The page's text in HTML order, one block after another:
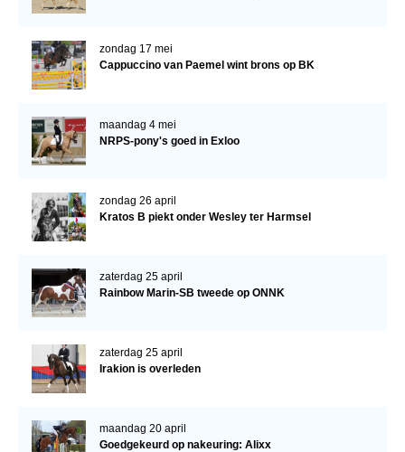
Bestuur Regio Zuid
Word vrijiwilliger
KALENDER
Evenementen
zondag 17 mei
Cappuccino van Paemel wint brons op BK
maandag 4 mei
NRPS-pony's goed in Exloo
zondag 26 april
Kratos B piekt onder Wesley ter Harmsel
zaterdag 25 april
Rainbow Marin-SB tweede op ONNK
zaterdag 25 april
Irakion is overleden
maandag 20 april
Goedgekeurd op nakeuring: Alixx